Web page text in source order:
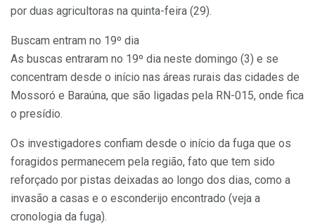
por duas agricultoras na quinta-feira (29).
Buscam entram no 19º dia
As buscas entraram no 19º dia neste domingo (3) e se
concentram desde o início nas áreas rurais das cidades de
Mossoró e Baraúna, que são ligadas pela RN-015, onde fica
o presídio.
Os investigadores confiam desde o início da fuga que os
foragidos permanecem pela região, fato que tem sido
reforçado por pistas deixadas ao longo dos dias, como a
invasão a casas e o esconderijo encontrado (veja a
cronologia da fuga).